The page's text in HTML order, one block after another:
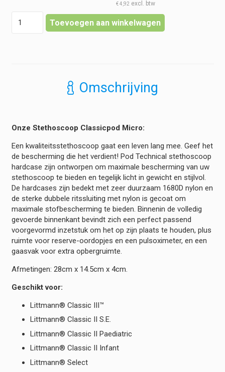
€4,92
Classicpod
Toevoegen aan winkelwagen
Omschrijving
Onze Stethoscoop Classicpod Micro:
Een kwaliteitsstethoscoop gaat een leven lang mee. Geef het
de bescherming die het verdient! Pod Technical stethoscoop
hardcase zijn ontworpen om maximale bescherming van uw
stethoscoop te bieden en tegelijk licht in gewicht en stijlvol.
De hardcases zijn bedekt met zeer duurzaam 1680D nylon en
de sterke dubbele ritssluiting met nylon is gecoat om
maximale stofbescherming te bieden. Binnenin de volledig
gevoerde binnenkant bevindt zich een perfect passend
voorgevormd inzetstuk om het op zijn plaats te houden, plus
ruimte voor reserve-oordopjes en een pulsoximeter, en een
gaasvak voor extra opbergruimte.
Afmetingen: 28cm x 14.5cm x 4cm.
Geschikt voor:
Littmann® Classic III™
Littmann® Classic II S.E.
Littmann® Classic II Paediatric
Littmann® Classic II Infant
Littmann® Select